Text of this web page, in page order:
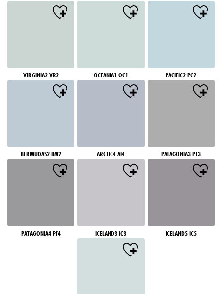
VIRGINIA2 VR2 OCEANIA1 OC1 PACIFIC2 PC2
BERMUDAS2 BM2 ARCTIC4 AI4 PATAGONIA3 PT3
PATAGONIA4 PT4 ICELAND3 IC3 ICELAND5 IC5